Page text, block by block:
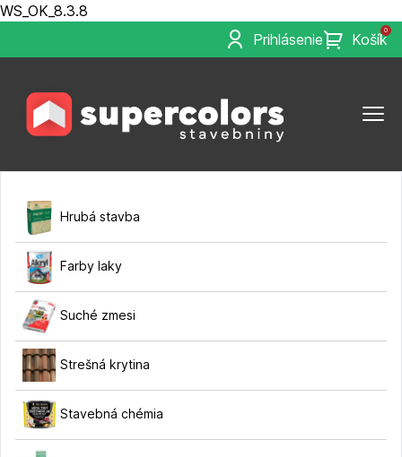
WS_OK_8.3.8
Prihlásenie
0
Košík
Hrubá stavba
Farby laky
Suché zmesi
Strešná krytina
Stavebná chémia